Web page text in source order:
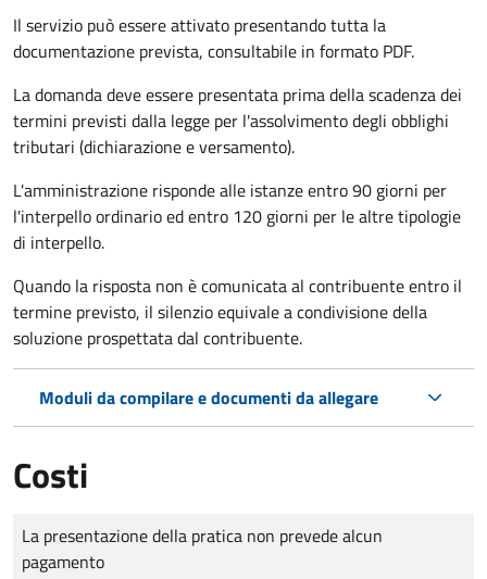
Il servizio può essere attivato presentando tutta la
documentazione prevista, consultabile in formato PDF.
La domanda deve essere presentata prima della scadenza dei
termini previsti dalla legge per l'assolvimento degli obblighi
tributari (dichiarazione e versamento).
L'amministrazione risponde alle istanze entro 90 giorni per
l'interpello ordinario ed entro 120 giorni per le altre tipologie
di interpello.
Quando la risposta non è comunicata al contribuente entro il
termine previsto, il silenzio equivale a condivisione della
soluzione prospettata dal contribuente.
Moduli da compilare e documenti da allegare
Costi
Tipo di pagamento
Importo
La presentazione della pratica non prevede alcun
pagamento